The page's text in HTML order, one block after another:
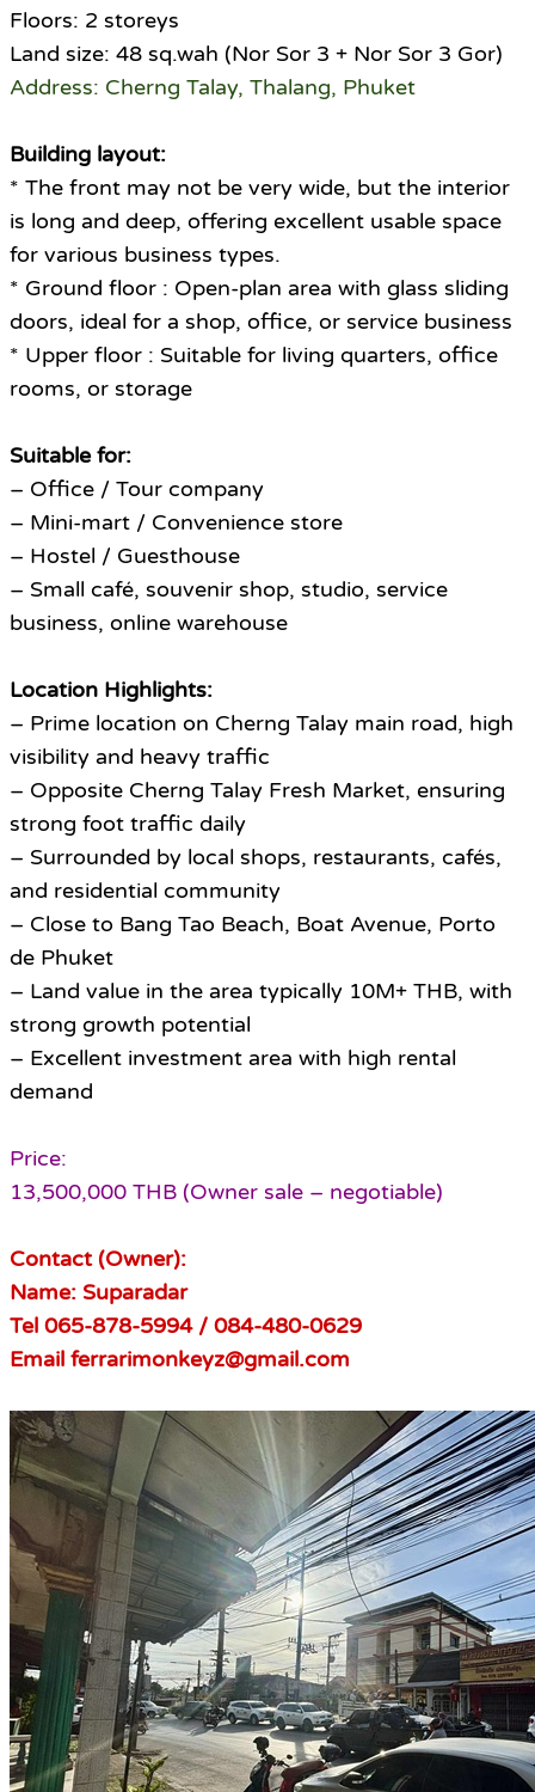
Floors: 2 storeys
Land size: 48 sq.wah (Nor Sor 3 + Nor Sor 3 Gor)
Address: Cherng Talay, Thalang, Phuket
Building layout:
* The front may not be very wide, but the interior
is long and deep, offering excellent usable space
for various business types.
* Ground floor : Open-plan area with glass sliding
doors, ideal for a shop, office, or service business
* Upper floor : Suitable for living quarters, office
rooms, or storage
Suitable for:
– Office / Tour company
– Mini-mart / Convenience store
– Hostel / Guesthouse
– Small café, souvenir shop, studio, service
business, online warehouse
Location Highlights:
– Prime location on Cherng Talay main road, high
visibility and heavy traffic
– Opposite Cherng Talay Fresh Market, ensuring
strong foot traffic daily
– Surrounded by local shops, restaurants, cafés,
and residential community
– Close to Bang Tao Beach, Boat Avenue, Porto
de Phuket
– Land value in the area typically 10M+ THB, with
strong growth potential
– Excellent investment area with high rental
demand
Price:
13,500,000 THB (Owner sale – negotiable)
Contact (Owner):
Name: Suparadar
Tel 065-878-5994 / 084-480-0629
Email ferrarimonkeyz@gmail.com